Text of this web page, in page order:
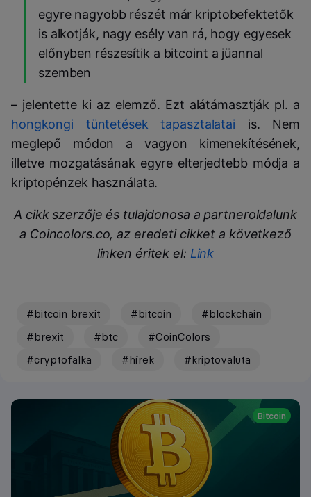
egyre nagyobb részét már kriptobefektetők
is alkotják, nagy esély van rá, hogy egyesek
előnyben részesítik a bitcoint a jüannal
szemben
– jelentette ki az elemző. Ezt alátámasztják pl. a
hongkongi tüntetések tapasztalatai is. Nem
meglepő módon a vagyon kimenekítésének,
illetve mozgatásának egyre elterjedtebb módja a
kriptopénzek használata.
A cikk szerzője és tulajdonosa a partneroldalunk
a Coincolors.co, az eredeti cikket a következő
linken éritek el: Link
#bitcoin brexit #bitcoin
#blockchain
#brexit
#btc
#CoinColors
#cryptofalka
#hírek #kriptovaluta
Bitcoin